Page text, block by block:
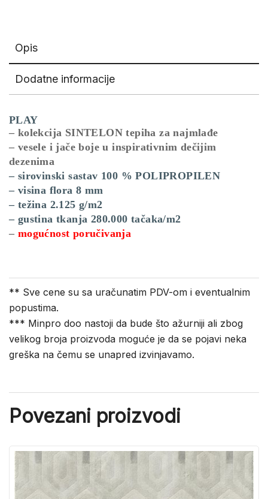
Opis
Dodatne informacije
PLAY
– kolekcija SINTELON tepiha za najmlađe
– vesele i jače boje u inspirativnim dečijim
dezenima
– sirovinski sastav 100 % POLIPROPILEN
– visina flora 8 mm
– težina 2.125 g/m2
– gustina tkanja 280.000 tačaka/m2
– mogućnost poručivanja
** Sve cene su sa uračunatim PDV-om i eventualnim
popustima.
*** Minpro doo nastoji da bude što ažurniji ali zbog
velikog broja proizvoda moguće je da se pojavi neka
greška na čemu se unapred izvinjavamo.
Povezani proizvodi